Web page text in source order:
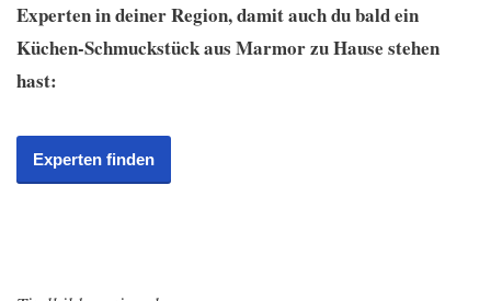
Experten in deiner Region, damit auch du bald ein
Küchen-Schmuckstück aus Marmor zu Hause stehen
hast:
Experten finden